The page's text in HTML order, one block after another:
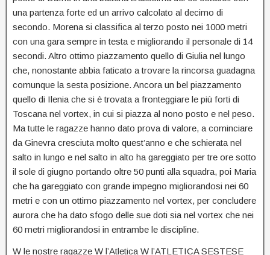
una partenza forte ed un arrivo calcolato al decimo di
secondo. Morena si classifica al terzo posto nei 1000 metri
con una gara sempre in testa e migliorando il personale di 14
secondi. Altro ottimo piazzamento quello di Giulia nel lungo
che, nonostante abbia faticato a trovare la rincorsa guadagna
comunque la sesta posizione. Ancora un bel piazzamento
quello di Ilenia che si è trovata a fronteggiare le più forti di
Toscana nel vortex, in cui si piazza al nono posto e nel peso.
Ma tutte le ragazze hanno dato prova di valore, a cominciare
da Ginevra cresciuta molto quest’anno e che schierata nel
salto in lungo e nel salto in alto ha gareggiato per tre ore sotto
il sole di giugno portando oltre 50 punti alla squadra, poi Maria
che ha gareggiato con grande impegno migliorandosi nei 60
metri e con un ottimo piazzamento nel vortex, per concludere
aurora che ha dato sfogo delle sue doti sia nel vortex che nei
60 metri migliorandosi in entrambe le discipline.
W le nostre ragazze W l’Atletica W l’ATLETICA SESTESE